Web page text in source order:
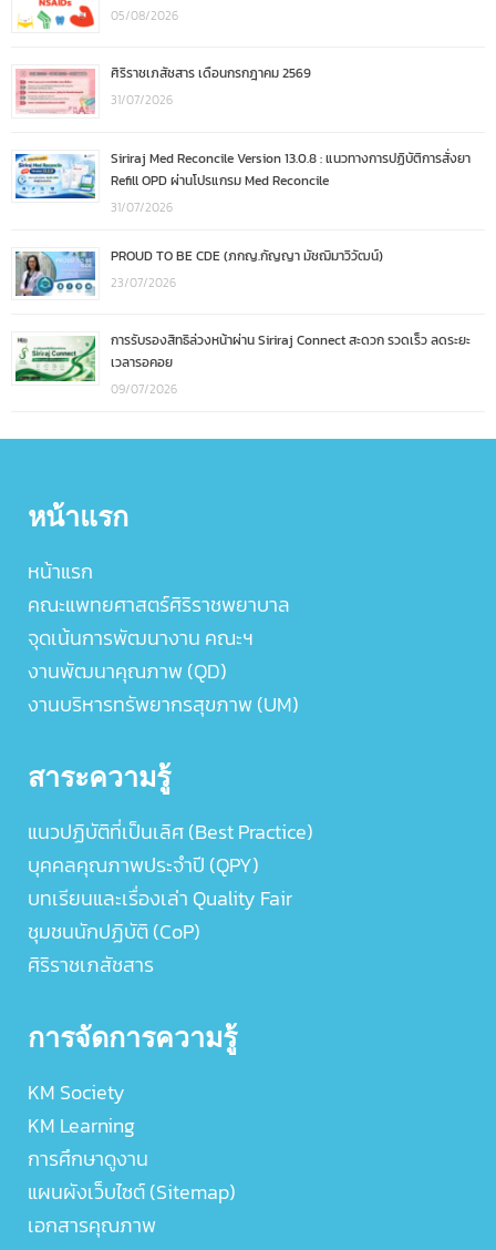
05/08/2026
ศิริราชเภสัชสาร เดือนกรกฎาคม 2569
31/07/2026
Siriraj Med Reconcile Version 13.0.8 : แนวทางการปฏิบัติการสั่งยา
Refill OPD ผ่านโปรแกรม Med Reconcile
31/07/2026
PROUD TO BE CDE (ภกญ.กัญญา มัชฌิมาวิวัฒน์)
23/07/2026
การรับรองสิทธิล่วงหน้าผ่าน Siriraj Connect สะดวก รวดเร็ว ลดระยะ
เวลารอคอย
09/07/2026
หน้าแรก
หน้าแรก
คณะแพทยศาสตร์ศิริราชพยาบาล
จุดเน้นการพัฒนางาน คณะฯ
งานพัฒนาคุณภาพ (QD)
งานบริหารทรัพยากรสุขภาพ (UM)
สาระความรู้
แนวปฏิบัติที่เป็นเลิศ (Best Practice)
บุคคลคุณภาพประจำปี (QPY)
บทเรียนและเรื่องเล่า Quality Fair
ชุมชนนักปฏิบัติ (CoP)
ศิริราชเภสัชสาร
การจัดการความรู้
KM Society
KM Learning
การศึกษาดูงาน
แผนผังเว็บไซต์ (Sitemap)
เอกสารคุณภาพ